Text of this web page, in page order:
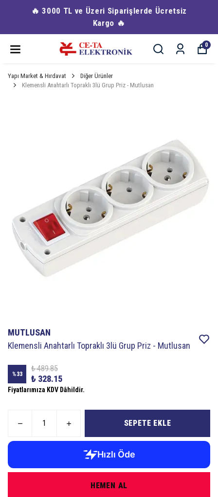
🔥 3000 TL ve Üzeri Siparişlerde Ücretsiz
Kargo 🔥
0
Yapı Market & Hırdavat
Diğer Ürünler
Klemensli Anahtarlı Topraklı 3lü Grup Priz - Mutlusan
MUTLUSAN
Klemensli Anahtarlı Topraklı 3lü Grup Priz - Mutlusan
%33
₺ 489.85
₺ 328.15
Fiyatlarımıza KDV Dâhildir.
SEPETE EKLE
HEMEN AL